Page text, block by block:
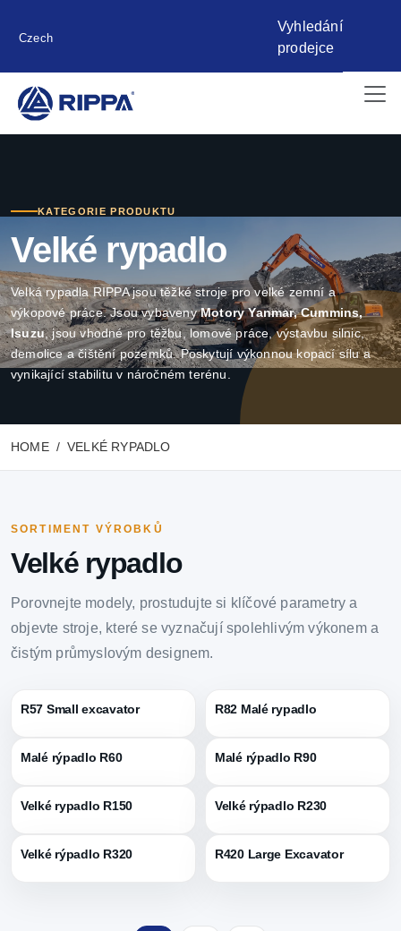
Czech
Vyhledání
prodejce
KATEGORIE PRODUKTU
Velké rypadlo
Velká rypadla RIPPA jsou těžké stroje pro velké zemní a
výkopové práce. Jsou vybavenyMotory Yanmar, Cummins,
Isuzu, jsou vhodné pro těžbu, lomové práce, výstavbu silnic,
demolice a čištění pozemků. Poskytují výkonnou kopací sílu a
vynikající stabilitu v náročném terénu.
HOME VELKÉ RYPADLO
SORTIMENT VÝROBKŮ
Velké rypadlo
Porovnejte modely, prostudujte si klíčové parametry a
objevte stroje, které se vyznačují spolehlivým výkonem a
čistým průmyslovým designem.
R57 Small excavator R82 Malé rypadlo
Malé rýpadlo R60 Malé rýpadlo R90
Velké rypadlo R150 Velké rýpadlo R230
Velké rýpadlo R320 R420 Large Excavator